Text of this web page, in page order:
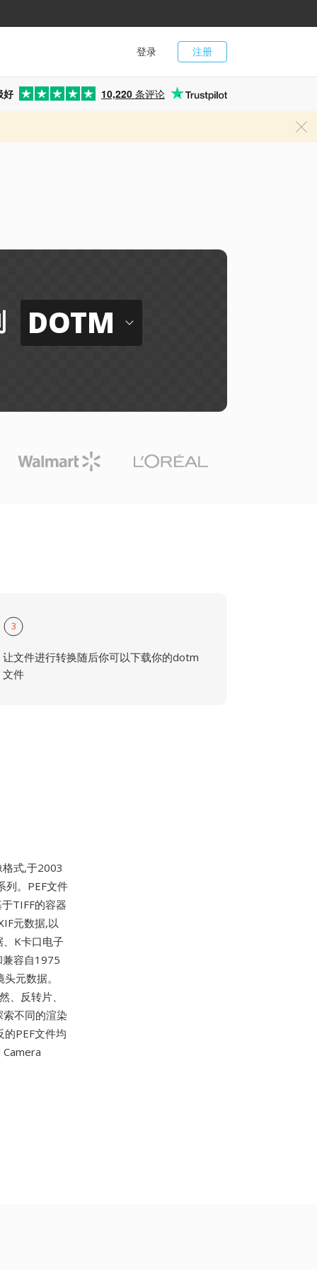
注册
登录
好 10,220 条评论
DOTM
3
让文件进行转换随后你可以下载你的dotm
文件
式,于2003
。PEF文件
TIFF的容器
元数据,以
K卡口电子
兼容自1975
元数据。
反转片、
不同的渲染
PEF文件均